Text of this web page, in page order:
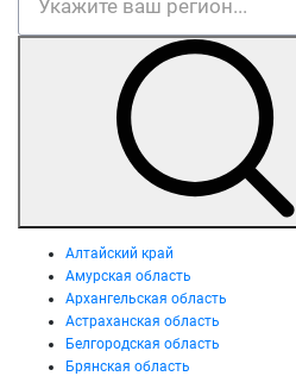
Алтайский край
Амурская область
Архангельская область
Астраханская область
Белгородская область
Брянская область